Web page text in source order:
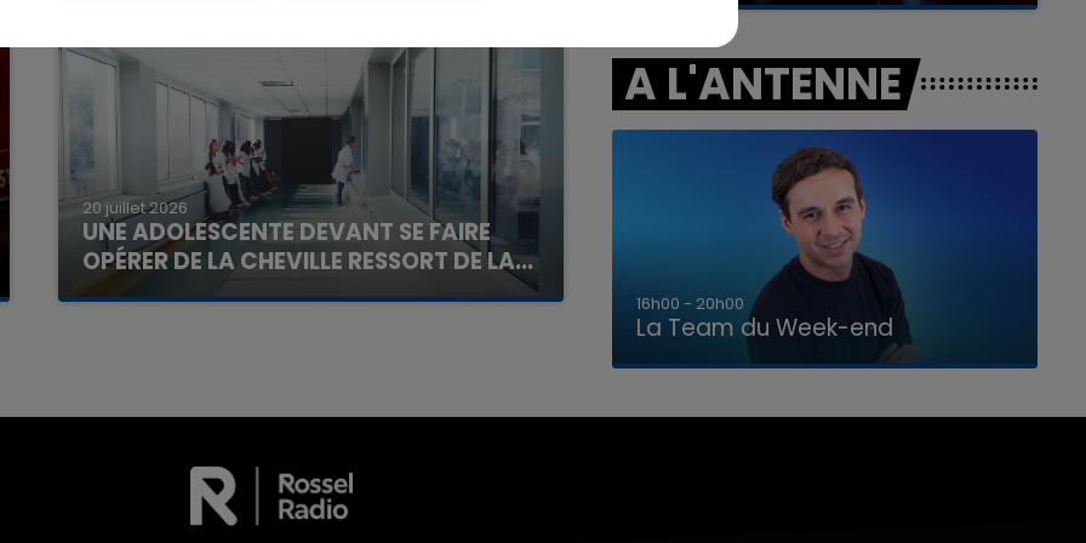
20 juillet 2026
UNE ADOLESCENTE DEVANT SE FAIRE
OPÉRER DE LA CHEVILLE RESSORT DE LA...
La famille a porté plainte contre la clinique qui a
A L'ANTENNE
16h00 - 20h00 7h00 - 12h00
La Team du Week-end